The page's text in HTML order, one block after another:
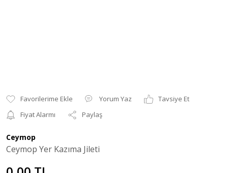
Yorum Yaz
Tavsiye Et
Fiyat Alarmı
Paylaş
Ceymop
Ceymop Yer Kazıma Jileti